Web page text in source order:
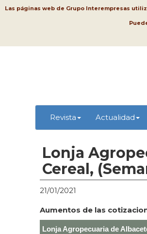
Las páginas web de Grupo Interempresas
Revista Actualidad
Lonja
Cereal,
21/01/2021
Aumentos de las
Lonja Agropecuaria de